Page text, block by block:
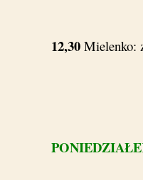
12,30 Mielenko: